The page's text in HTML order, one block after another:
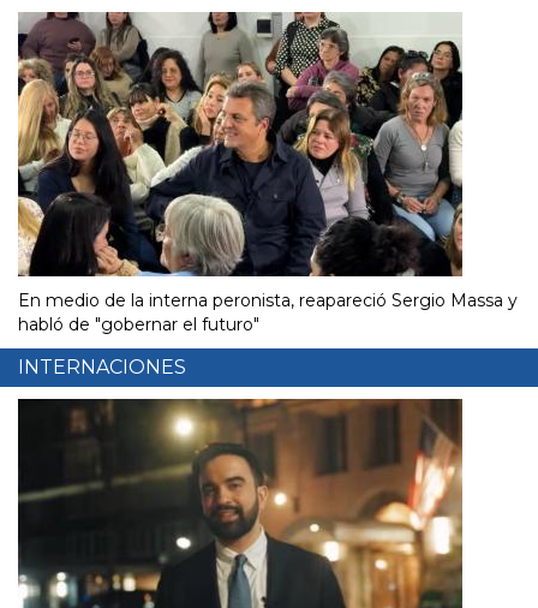
En medio de la interna peronista, reapareció Sergio Massa y
habló de "gobernar el futuro"
INTERNACIONES